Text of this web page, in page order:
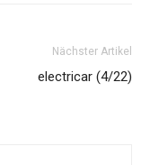
Nächster Artikel
electricar (4/22)